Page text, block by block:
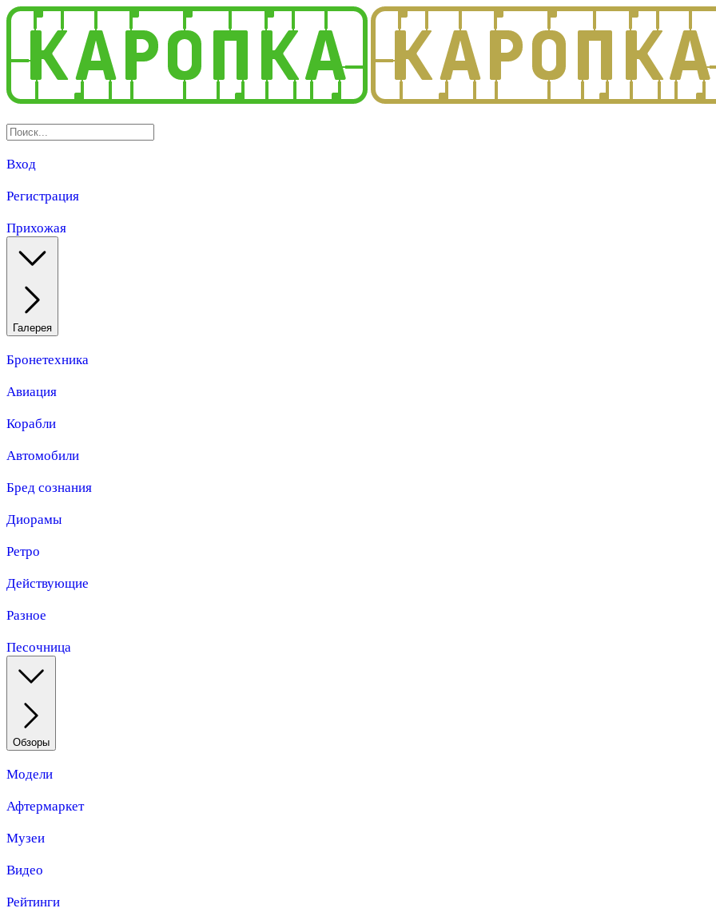
Вход
Регистрация
Прихожая
Галерея
Бронетехника
Авиация
Корабли
Автомобили
Бред сознания
Диорамы
Ретро
Действующие
Разное
Песочница
Обзоры
Модели
Афтермаркет
Музеи
Видео
Рейтинги